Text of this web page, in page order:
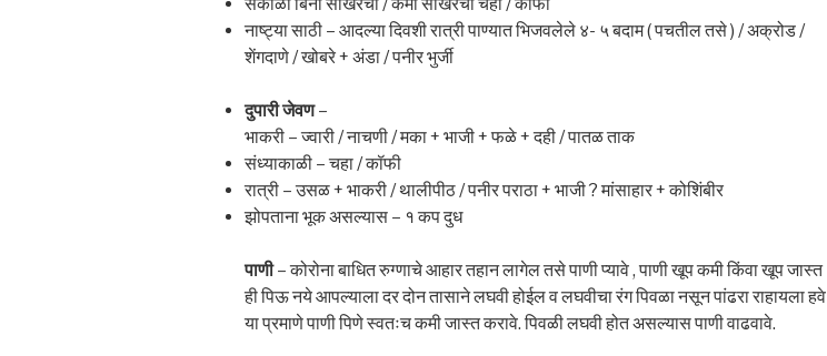
सकाळी बिना साखरेचा / कमी साखरेचा चहा / कॉफी
नाष्ट्या साठी – आदल्या दिवशी रात्री पाण्यात भिजवलेले ४- ५ बदाम ( पचतील तसे ) / अक्रोड /
शेंगदाणे / खोबरे + अंडा / पनीर भुर्जी
दुपारी जेवण–
भाकरी – ज्वारी / नाचणी / मका + भाजी + फळे + दही / पातळ ताक
संध्याकाळी – चहा / कॉफी
रात्री – उसळ + भाकरी / थालीपीठ / पनीर पराठा + भाजी ? मांसाहार + कोशिंबीर
झोपताना भूक असल्यास – १ कप दुध
पाणी– कोरोना बाधित रुग्णाचे आहार तहान लागेल तसे पाणी प्यावे , पाणी खूप कमी किंवा खूप जास्त
ही पिऊ नये आपल्याला दर दोन तासाने लघवी होईल व लघवीचा रंग पिवळा नसून पांढरा राहायला हवे
या प्रमाणे पाणी पिणे स्वतःच कमी जास्त करावे. पिवळी लघवी होत असल्यास पाणी वाढवावे.